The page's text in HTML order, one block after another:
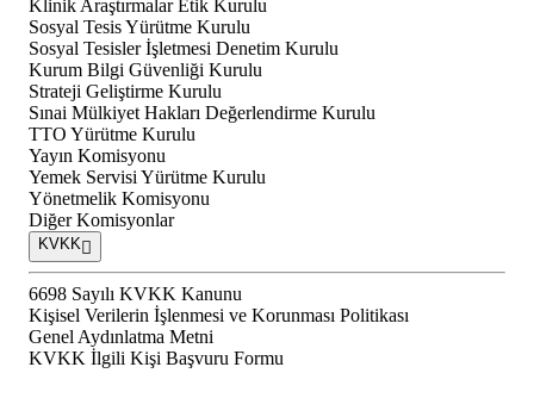
Klinik Araştırmalar Etik Kurulu
Sosyal Tesis Yürütme Kurulu
Sosyal Tesisler İşletmesi Denetim Kurulu
Kurum Bilgi Güvenliği Kurulu
Strateji Geliştirme Kurulu
Sınai Mülkiyet Hakları Değerlendirme Kurulu
TTO Yürütme Kurulu
Yayın Komisyonu
Yemek Servisi Yürütme Kurulu
Yönetmelik Komisyonu
Diğer Komisyonlar
KVKK
6698 Sayılı KVKK Kanunu
Kişisel Verilerin İşlenmesi ve Korunması Politikası
Genel Aydınlatma Metni
KVKK İlgili Kişi Başvuru Formu